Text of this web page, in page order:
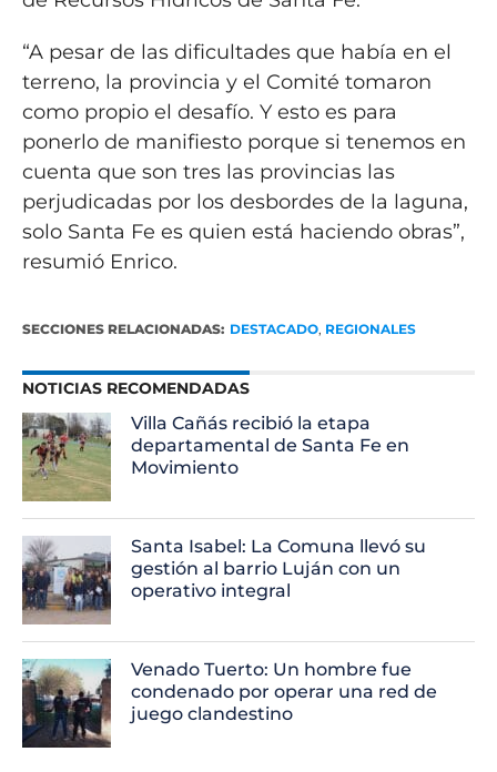
“A pesar de las dificultades que había en el
terreno, la provincia y el Comité tomaron
como propio el desafío. Y esto es para
ponerlo de manifiesto porque si tenemos en
cuenta que son tres las provincias las
perjudicadas por los desbordes de la laguna,
solo Santa Fe es quien está haciendo obras”,
resumió Enrico.
SECCIONES RELACIONADAS: DESTACADO, REGIONALES
NOTICIAS RECOMENDADAS
Villa Cañás recibió la etapa
departamental de Santa Fe en
Movimiento
Santa Isabel: La Comuna llevó su
gestión al barrio Luján con un
operativo integral
Venado Tuerto: Un hombre fue
condenado por operar una red de
juego clandestino